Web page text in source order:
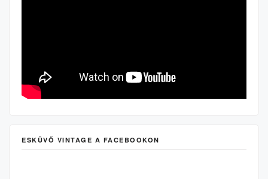
ESKÜVŐ VINTAGE A FACEBOOKON